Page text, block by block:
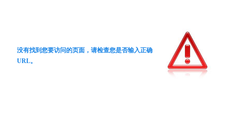
没有找到您要访问的页面，请检查您是否输入正确
URL。